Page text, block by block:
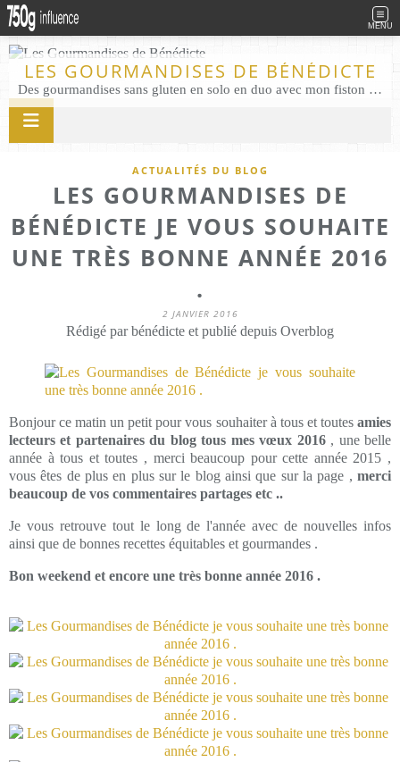
MENU
LES GOURMANDISES DE BÉNÉDICTE
Des gourmandises sans gluten en solo en duo avec mon fiston . Salé comme Sucré sans gluten éco responsable Les Gourmandises de Bénédicte gâteau produits locaux
ACTUALITÉS DU BLOG
LES GOURMANDISES DE
BÉNÉDICTE JE VOUS SOUHAITE
UNE TRÈS BONNE ANNÉE 2016
.
2 JANVIER 2016
Rédigé par bénédicte et publié depuis Overblog
Bonjour ce matin un petit pour vous souhaiter à tous et toutesamies
lecteurs et partenaires du blog tous mes vœux 2016 , une belle
année à tous et toutes , merci beaucoup pour cette année 2015 ,
vous êtes de plus en plus sur le blog ainsi que sur la page , merci
beaucoup de vos commentaires partages etc ..
Je vous retrouve tout le long de l'année avec de nouvelles infos
ainsi que de bonnes recettes équitables et gourmandes .
Bon weekend et encore une très bonne année 2016 .